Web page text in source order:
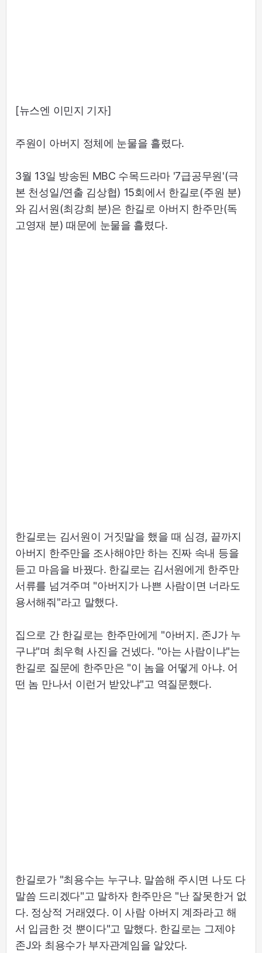
[뉴스엔 이민지 기자]
주원이 아버지 정체에 눈물을 흘렸다.
3월 13일 방송된 MBC 수목드라마 '7급공무원'(극
본 천성일/연출 김상협) 15회에서 한길로(주원 분)
와 김서원(최강희 분)은 한길로 아버지 한주만(독
고영재 분) 때문에 눈물을 흘렸다.
한길로는 김서원이 거짓말을 했을 때 심경, 끝까지
아버지 한주만을 조사해야만 하는 진짜 속내 등을
듣고 마음을 바꿨다. 한길로는 김서원에게 한주만
서류를 넘겨주며 "아버지가 나쁜 사람이면 너라도
용서해줘"라고 말했다.
집으로 간 한길로는 한주만에게 "아버지. 존J가 누
구냐"며 최우혁 사진을 건넸다. "아는 사람이냐"는
한길로 질문에 한주만은 "이 놈을 어떻게 아냐. 어
떤 놈 만나서 이런거 받았냐"고 역질문했다.
한길로가 "최용수는 누구냐. 말씀해 주시면 나도 다
말씀 드리겠다"고 말하자 한주만은 "난 잘못한거 없
다. 정상적 거래였다. 이 사람 아버지 계좌라고 해
서 입금한 것 뿐이다"고 말했다. 한길로는 그제야
존J와 최용수가 부자관계임을 알았다.